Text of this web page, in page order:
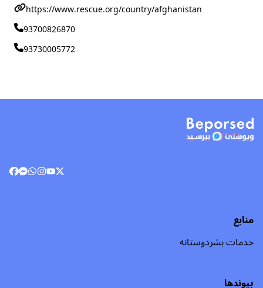
https://www.rescue.org/country/afghanistan
93700826870
93730005772
منابع
خدمات بشردوستانه
پیوندها